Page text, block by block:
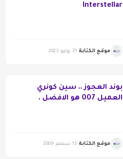
Interstellar
موقع الكتابة 31 يوليو 2023
بوند العجوز .. سين كونري
العميل 007 هو الافضل .
موقع الكتابة 13 سبتمبر 2009